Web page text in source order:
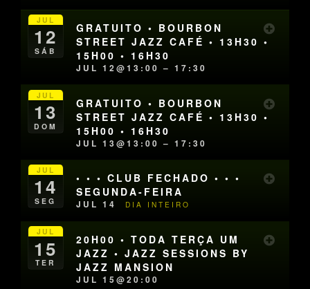
JUL
12
SÁB
GRATUITO • BOURBON
STREET JAZZ CAFÉ • 13H30 •
15H00 • 16H30
JUL 12@13:00 – 17:30
JUL
13
DOM
GRATUITO • BOURBON
STREET JAZZ CAFÉ • 13H30 •
15H00 • 16H30
JUL 13@13:00 – 17:30
JUL
14
SEG
• • • CLUB FECHADO • • •
SEGUNDA-FEIRA
JUL 14 DIA INTEIRO
JUL
15
TER
20H00 • TODA TERÇA UM
JAZZ • JAZZ SESSIONS BY
JAZZ MANSION
JUL 15@20:00